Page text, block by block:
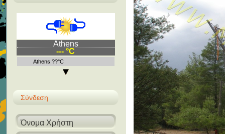
Athens
--- °C
Athens ??°C
Σύνδεση